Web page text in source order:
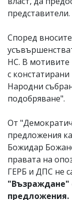
представители.
Според
НС. В мотивите
с
Народни
подобряване".
От
предложения
Божидар
правата на
ГЕРБ и ДПС не
"Възраждане"
предложения.